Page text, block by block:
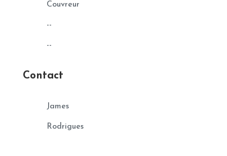
Couvreur
--
--
Contact
James
Rodrigues